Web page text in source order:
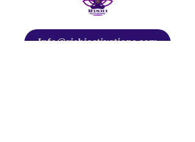
Info@rishiactivations.com